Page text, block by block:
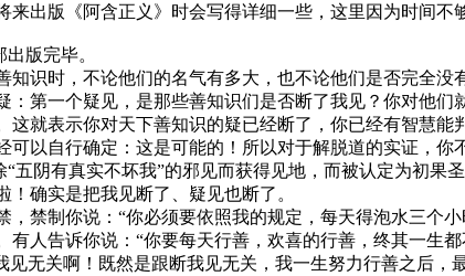
出版《阿含正义》时会写得详细一些，这里因为时间不
版完毕。
时，不论他们的名气有多大，也不论他们是否完全没
第一个疑见，是那些善知识们是否断了我见？你对他
就表示你对天下善知识的疑已经断了，你已经有智慧
以自行确定：这是可能的！所以对于解脱道的实证，
阴有真实不坏我”的邪见而获得见地，而被认定为初果
确实是把我见断了、疑见也断了。
制你说：“你必须要依照我的规定，每天得泡水三个小
人告诉你说：“你要每天行善，欢喜的行善，终其一生
无关啊！既然是跟断我见无关，我一生努力行善之后，